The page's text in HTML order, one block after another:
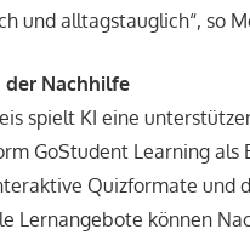
und alltagstauglich“, so
der Nachhilfe
spielt KI eine
GoStudent Learning als
Quizformate und
Lernangebote können